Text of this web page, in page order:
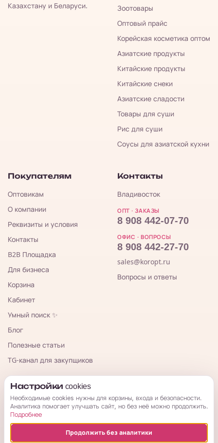
Казахстану и Беларуси.
Зоотовары
Оптовый прайс
Корейская косметика оптом
Азиатские продукты
Китайские продукты
Китайские снеки
Азиатские сладости
Товары для суши
Рис для суши
Соусы для азиатской кухни
Покупателям
Оптовикам
О компании
Реквизиты и условия
Контакты
B2B Площадка
Для бизнеса
Корзина
Кабинет
Умный поиск ✨
Блог
Полезные статьи
TG-канал для закупщиков
Контакты
Владивосток
ОПТ · ЗАКАЗЫ
8 908 442-07-70
ОФИС · ВОПРОСЫ
8 908 442-27-70
sales@koropt.ru
Вопросы и ответы
КорОпт
© 2026 КорОпт. Корейские и китайские товары из Владивостока.
Настройки cookies
Необходимые cookies нужны для корзины, входа и безопасности.
Аналитика помогает улучшать сайт, но без неё можно продолжить.
Подробнее
Продолжить без аналитики